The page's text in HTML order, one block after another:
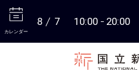
カレンダー
8 7 10:00 20:00